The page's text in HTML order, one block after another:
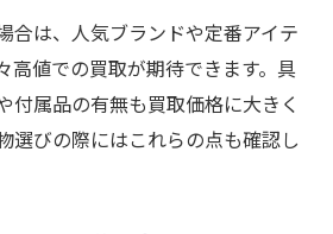
合は、人気ブランドや定番アイテ
高値での買取が期待できます。具
付属品の有無も買取価格に大きく
選びの際にはこれらの点も確認し